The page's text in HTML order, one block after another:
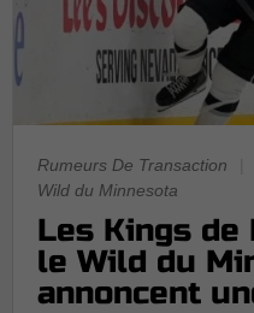
Rumeurs De Transaction
Wild du Minnesota
Les Kings de
le Wild du
annoncent